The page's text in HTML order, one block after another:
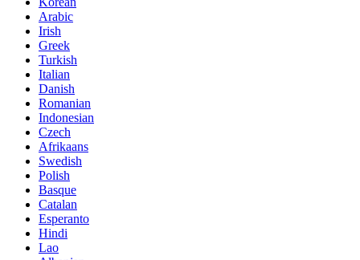
Arabic
Irish
Greek
Turkish
Italian
Danish
Romanian
Indonesian
Czech
Afrikaans
Swedish
Polish
Basque
Catalan
Esperanto
Hindi
Lao